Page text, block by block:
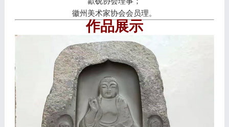
徽州美术家协会会员理。
作品展示